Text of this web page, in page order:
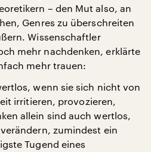
– den Mut also, an
Genres zu überschreiten
Wissenschaftler
mehr nachdenken, erklärte
mehr trauen:
wenn sie sich nicht von
irritieren, provozieren,
allein sind auch wertlos,
zumindest ein
Tugend eines